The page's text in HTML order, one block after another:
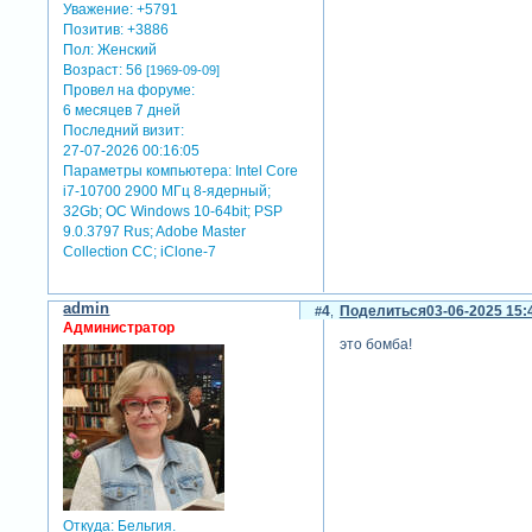
Уважение: +5791
Позитив: +3886
Пол: Женский
Возраст: 56[1969-09-09]
Провел на форуме:
6 месяцев 7 дней
Последний визит:
27-07-2026 00:16:05
Параметры компьютера: Intel Core
i7-10700 2900 МГц 8-ядерный;
32Gb; ОС Windows 10-64bit; PSP
9.0.3797 Rus; Adobe Master
Collection СС; iClone-7
Поделиться
4 03-06-2025
admin
Администратор
Откуда: Бельгия.
это бомба!